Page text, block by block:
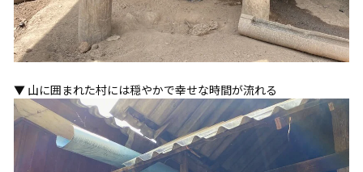
▼ 山に囲まれた村には穏やかで幸せな時間が流れる